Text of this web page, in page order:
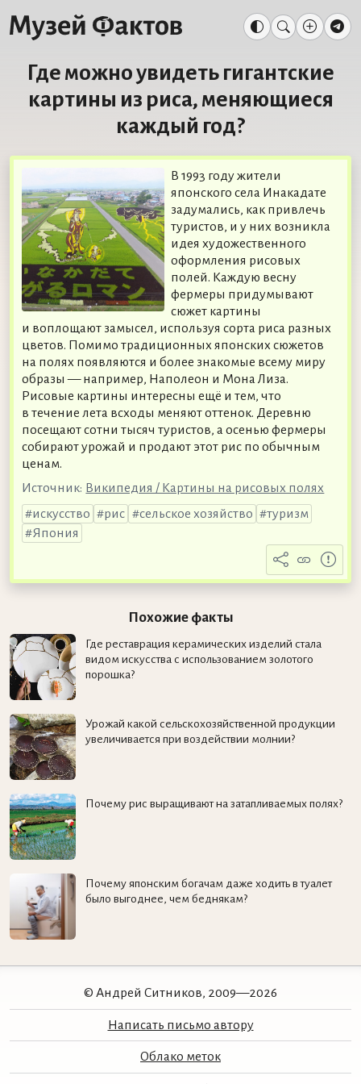
Где можно увидеть гигантские
картины из риса, меняющиеся
каждый год?
В 1993 году жители
японского села Инакадате
задумались, как привлечь
туристов, и у них возникла
идея художественного
оформления рисовых
полей. Каждую весну
фермеры придумывают
сюжет картины
и воплощают замысел, используя сорта риса разных
цветов. Помимо традиционных японских сюжетов
на полях появляются и более знакомые всему миру
образы — например, Наполеон и Мона Лиза.
Рисовые картины интересны ещё и тем, что
в течение лета всходы меняют оттенок. Деревню
посещают сотни тысяч туристов, а осенью фермеры
собирают урожай и продают этот рис по обычным
ценам.
Источник: Википедия / Картины на рисовых полях
искусство
рис сельское хозяйство
туризм
Япония
Похожие факты
Где реставрация керамических изделий стала
видом искусства с использованием золотого
порошка?
Урожай какой сельскохозяйственной продукции
увеличивается при воздействии молнии?
Почему рис выращивают на затапливаемых полях?
Почему японским богачам даже ходить в туалет
было выгоднее, чем беднякам?
© Андрей Ситников, 2009—2026
Написать письмо автору
Облако меток